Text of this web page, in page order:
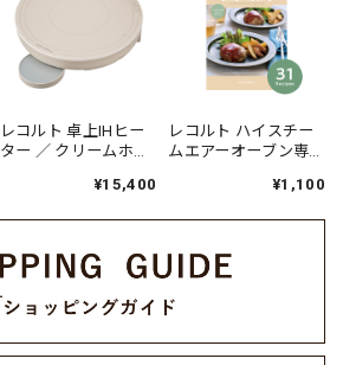
レコルト 卓上IHヒー
ター ／ クリームホワ
¥15,400
レコルト ハイスチー
ムエアーオーブン専
¥1,100